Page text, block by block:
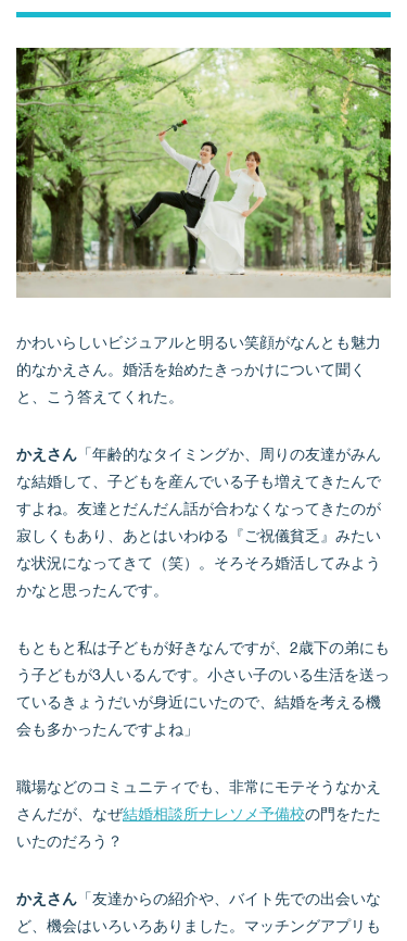
かわいらしいビジュアルと明るい笑顔がなんとも魅力
的なかえさん。婚活を始めたきっかけについて聞く
と、こう答えてくれた。
かえさん 「年齢的なタイミングか、周りの友達がみん
な結婚して、子どもを産んでいる子も増えてきたんで
すよね。友達とだんだん話が合わなくなってきたのが
寂しくもあり、あとはいわゆる『ご祝儀貧乏』みたい
な状況になってきて（笑）。そろそろ婚活してみよう
かなと思ったんです。
もともと私は子どもが好きなんですが、2歳下の弟にも
う子どもが3人いるんです。小さい子のいる生活を送っ
ているきょうだいが身近にいたので、結婚を考える機
会も多かったんですよね」
職場などのコミュニティでも、非常にモテそうなかえ
さんだが、なぜ結婚相談所ナレソメ予備校の門をたた
いたのだろう？
かえさん 「友達からの紹介や、バイト先での出会いな
ど、機会はいろいろありました。マッチングアプリも